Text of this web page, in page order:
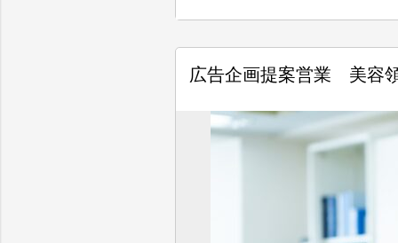
広告企画提案営業 美容